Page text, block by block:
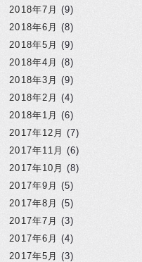
2018年7月 (9)
2018年6月 (8)
2018年5月 (9)
2018年4月 (8)
2018年3月 (9)
2018年2月 (4)
2018年1月 (6)
2017年12月 (7)
2017年11月 (6)
2017年10月 (8)
2017年9月 (5)
2017年8月 (5)
2017年7月 (3)
2017年6月 (4)
2017年5月 (3)